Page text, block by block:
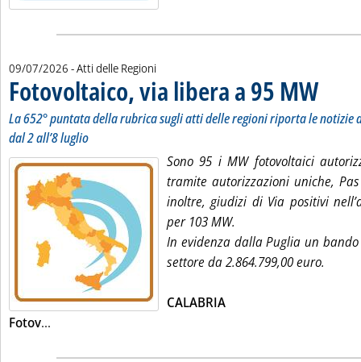
09/07/2026 - Atti delle Regioni
Fotovoltaico, via libera a 95 MW..
La 652° puntata della rubrica sugli atti delle regioni riporta le
dal 2 all’8 luglio
Sono 95 i MW fotovoltaici
tramite autorizzazioni uniche,
inoltre, giudizi di Via positivi
per 103 MW.
In evidenza dalla Puglia un
settore da 2.864.799,00 euro.
CALABRIA
Fotov...